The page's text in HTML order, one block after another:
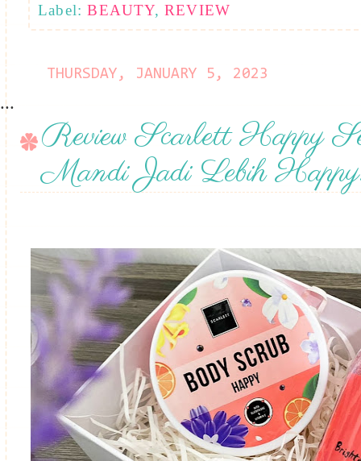
Label:BEAUTY,REVIEW
THURSDAY, JANUARY 5, 2023
...
Review Scarlett Happy
Mandi Jadi Lebih